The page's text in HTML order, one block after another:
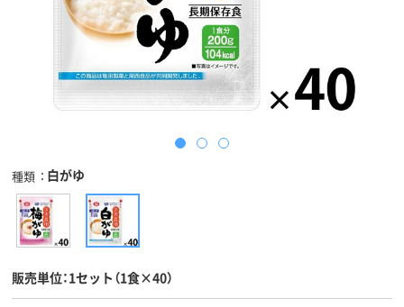
種類 白がゆ
販売単位：1セット（1食×40）